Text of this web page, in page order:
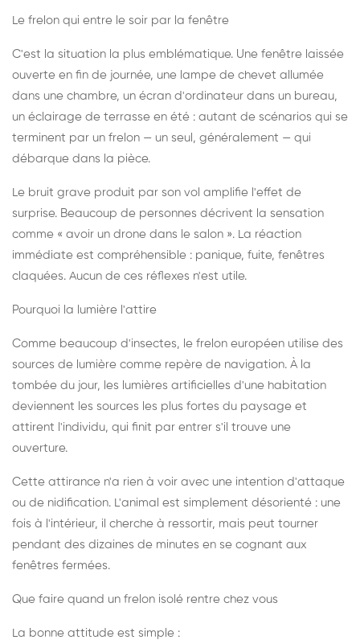
Le frelon qui entre le soir par la fenêtre
C'est la situation la plus emblématique. Une fenêtre laissée
ouverte en fin de journée, une lampe de chevet allumée
dans une chambre, un écran d'ordinateur dans un bureau,
un éclairage de terrasse en été : autant de scénarios qui se
terminent par un frelon — un seul, généralement — qui
débarque dans la pièce.
Le bruit grave produit par son vol amplifie l'effet de
surprise. Beaucoup de personnes décrivent la sensation
comme « avoir un drone dans le salon ». La réaction
immédiate est compréhensible : panique, fuite, fenêtres
claquées. Aucun de ces réflexes n'est utile.
Pourquoi la lumière l'attire
Comme beaucoup d'insectes, le frelon européen utilise des
sources de lumière comme repère de navigation. À la
tombée du jour, les lumières artificielles d'une habitation
deviennent les sources les plus fortes du paysage et
attirent l'individu, qui finit par entrer s'il trouve une
ouverture.
Cette attirance n'a rien à voir avec une intention d'attaque
ou de nidification. L'animal est simplement désorienté : une
fois à l'intérieur, il cherche à ressortir, mais peut tourner
pendant des dizaines de minutes en se cognant aux
fenêtres fermées.
Que faire quand un frelon isolé rentre chez vous
La bonne attitude est simple :